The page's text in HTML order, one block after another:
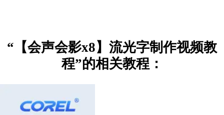
即可，不知如何使用遮罩的可以参考：
【会声会影x8】教你制作视频遮罩
1.3完成样式
将渲染出来的视频插入2.1中项目中，然后用色度键将黑色去掉即可，以
2、 普通样式流光字
“【会声会影x8】流光字制作视频教
程”的相关教程：